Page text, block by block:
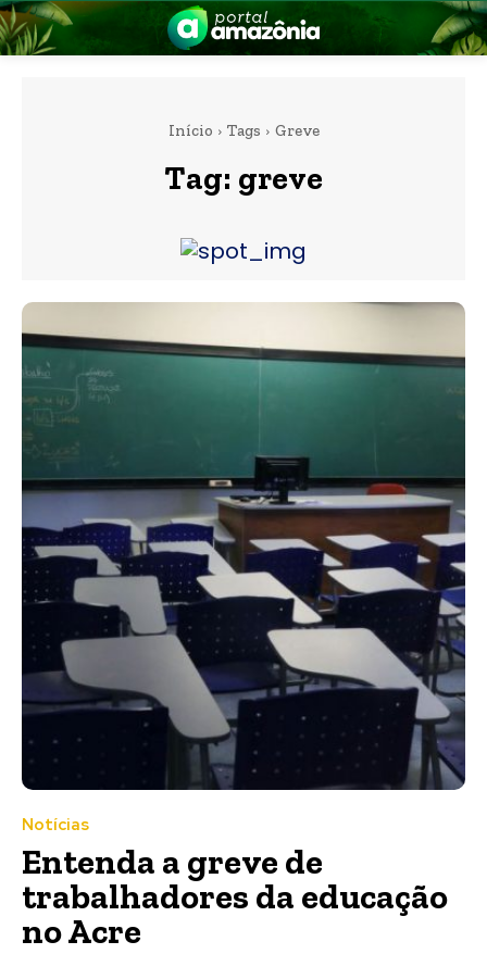
Início Tags Greve
Tag: greve
Notícias
Entenda a greve de
trabalhadores da educação
no Acre